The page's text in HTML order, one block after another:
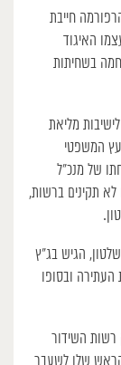
חייבת
האיגוד
בשחיתות
מליאת
המשפטי
של מנכ”ל
לא תקינים ברשות,
הגיש בג”ץ
ובסופו
חוק רשות השידור
הראש שלו לשעבר